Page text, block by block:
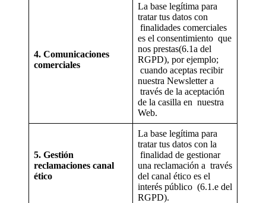
4. Comunicaciones
comerciales
La base legítima para
tratar tus datos con
finalidades comerciales
es el consentimiento que
nos prestas(6.1a del
RGPD), por ejemplo;
cuando aceptas recibir
nuestra Newsletter a
través de la aceptación
de la casilla en nuestra
Web.
5. Gestión
reclamaciones canal
ético
La base legítima para
tratar tus datos con la
finalidad de gestionar
una reclamación a través
del canal ético es el
interés público (6.1.e del
RGPD).